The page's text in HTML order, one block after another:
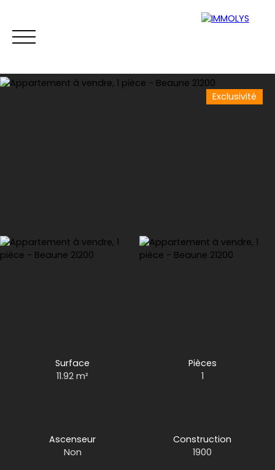
Estimation
Exclusivité
Surface
11.92m²
Pièces
1
Ascenseur
Non
Construction
1900